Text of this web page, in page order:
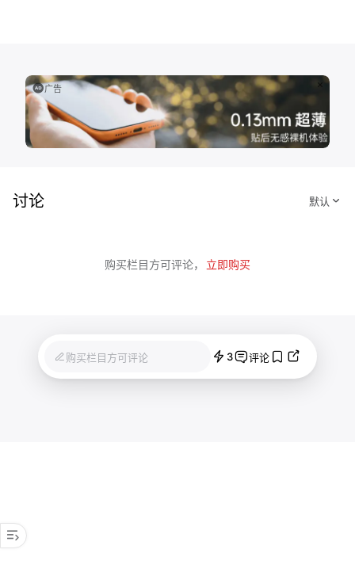
广告
讨论
购买栏目方可评论， 立即购买
购买栏目方可评论 3 评论